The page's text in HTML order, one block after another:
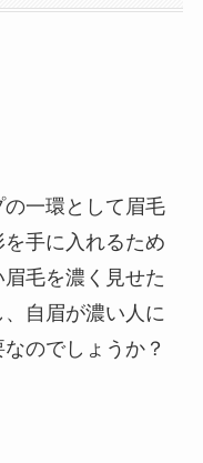
一環として眉毛
手に入れるため
毛を濃く見せた
自眉が濃い人に
のでしょうか？